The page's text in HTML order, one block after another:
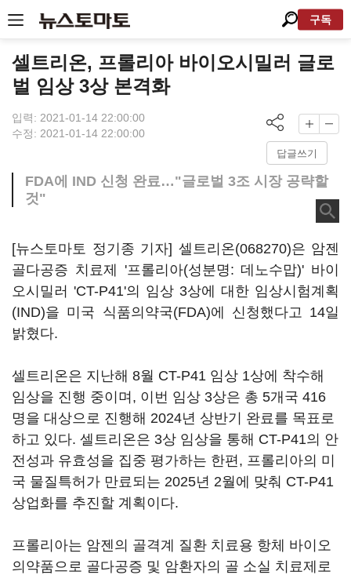
구독
셀트리온, 프롤리아 바이오시밀러 글로
벌 임상 3상 본격화
입력: 2021-01-14 22:00:00
수정: 2021-01-14 22:00:00
답글쓰기
FDA에 IND 신청 완료…"글로벌 3조 시장 공략할
것"
[뉴스토마토 정기종 기자] 셀트리온(068270)은 암젠
골다공증 치료제 '프롤리아(성분명: 데노수맙)' 바이
오시밀러 'CT-P41'의 임상 3상에 대한 임상시험계획
(IND)을 미국 식품의약국(FDA)에 신청했다고 14일
밝혔다.
셀트리온은 지난해 8월 CT-P41 임상 1상에 착수해
임상을 진행 중이며, 이번 임상 3상은 총 5개국 416
명을 대상으로 진행해 2024년 상반기 완료를 목표로
하고 있다. 셀트리온은 3상 임상을 통해 CT-P41의 안
전성과 유효성을 집중 평가하는 한편, 프롤리아의 미
국 물질특허가 만료되는 2025년 2월에 맞춰 CT-P41
상업화를 추진할 계획이다.
프롤리아는 암젠의 골격계 질환 치료용 항체 바이오
의약품으로 골다공증 및 암환자의 골 소실 치료제로